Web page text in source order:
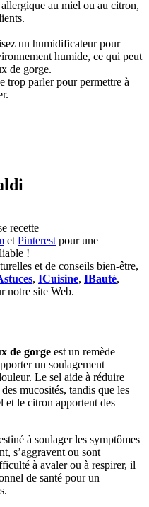
allergique au miel ou au citron,
un humidificateur pour
humide, ce qui peut
de gorge.
trop parler pour permettre à
recette
et Pinterest pour une
!
et de conseils bien-être,
, ICuisine, IBauté,
notre site Web.
de gorge est un remède
un soulagement
Le sel aide à réduire
mucosités, tandis que les
et le citron apportent des
à soulager les symptômes
s’aggravent ou sont
à avaler ou à respirer, il
de santé pour un